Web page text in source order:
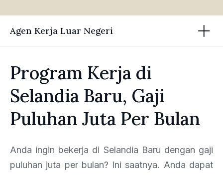
Agen Kerja Luar Negeri
Program Kerja di
Selandia Baru, Gaji
Puluhan Juta Per Bulan
Anda ingin bekerja di Selandia Baru dengan gaji
puluhan juta per bulan? Ini saatnya. Anda dapat